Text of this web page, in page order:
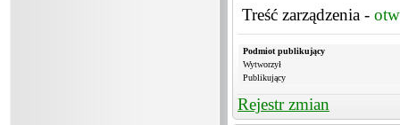
Treść zarządzenia -
Podmiot publikujący
Wytworzył
Publikujący
Rejestr zmian